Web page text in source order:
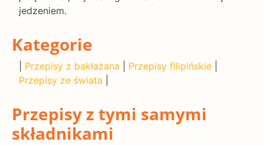
jedzeniem.
Kategorie
Przepisy z bakłażana Przepisy filipińskie
Przepisy ze świata
Przepisy z tymi samymi
składnikami